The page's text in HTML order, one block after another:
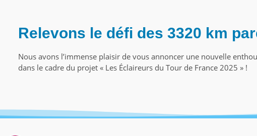
Relevons le défi des 3320 km
Nous avons l’immense plaisir de vous annoncer une nouvelle
dans le cadre du projet « Les Éclaireurs du Tour de France 2025 » !